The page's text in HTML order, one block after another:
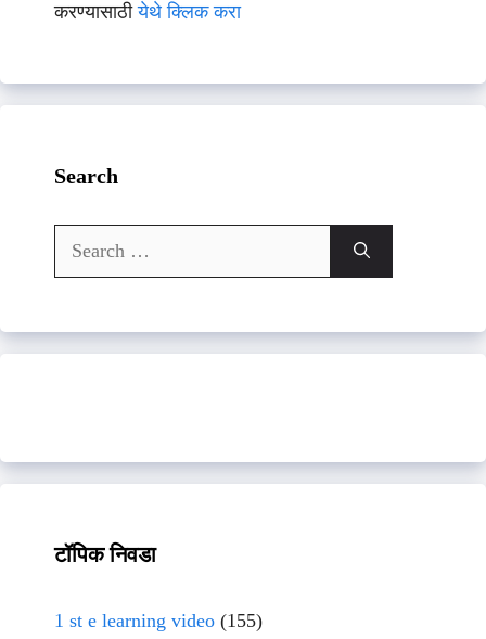
करण्यासाठीयेथे क्लिक करा
Search
Search
for:
टॉपिक निवडा
1 st e learning video (155)